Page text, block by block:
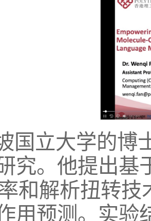
国立大学的博
究。他提出基
和解析扭转
用预测。实验